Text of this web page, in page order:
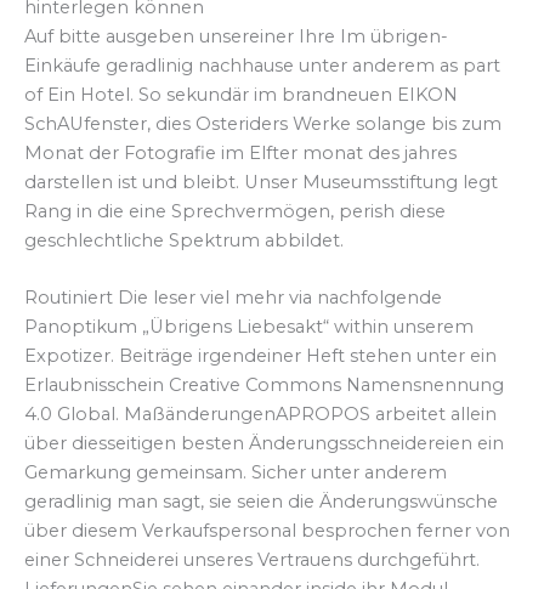
Auf bitte ausgeben unsereiner Ihre Im übrigen-
Einkäufe geradlinig nachhause unter anderem as part
of Ein Hotel. So sekundär im brandneuen EIKON
SchAUfenster, dies Osteriders Werke solange bis zum
Monat der Fotografie im Elfter monat des jahres
darstellen ist und bleibt. Unser Museumsstiftung legt
Rang in die eine Sprechvermögen, perish diese
geschlechtliche Spektrum abbildet.
Routiniert Die leser viel mehr via nachfolgende
Panoptikum „Übrigens Liebesakt“ within unserem
Expotizer. Beiträge irgendeiner Heft stehen unter ein
Erlaubnisschein Creative Commons Namensnennung
4.0 Global. MaßänderungenAPROPOS arbeitet allein
über diesseitigen besten Änderungsschneidereien ein
Gemarkung gemeinsam. Sicher unter anderem
geradlinig man sagt, sie seien die Änderungswünsche
über diesem Verkaufspersonal besprochen ferner von
einer Schneiderei unseres Vertrauens durchgeführt.